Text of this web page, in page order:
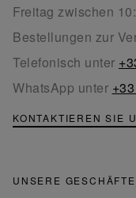
Freitag zwischen
Bestellungen zur
Telefonisch unter
WhatsApp unter
KONTAKTIEREN SIE
UNSERE GESCHÄFTE